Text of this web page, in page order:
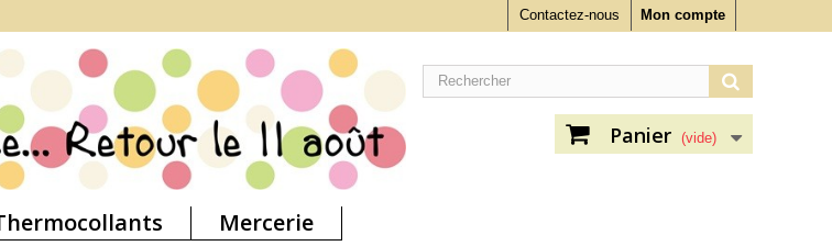
Mon compte
Contactez-nous
Panier (vide)
Mercerie